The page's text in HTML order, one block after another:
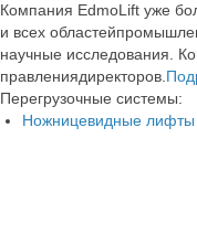
Компания EdmoLift уже
и всех
научные исследования.
правлениядиректоров.
Перегрузочные системы:
Ножницевидные лифты